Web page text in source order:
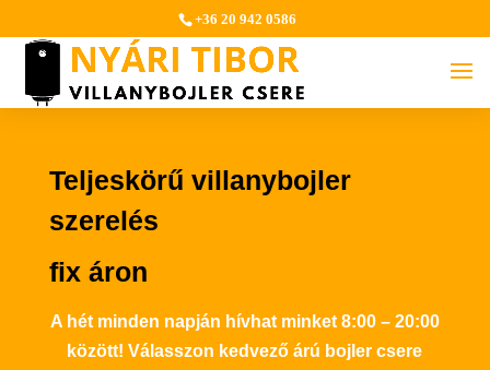
+36 20 942 0586
Teljeskörű villanybojler
szerelés
fix áron
A hét minden napján hívhat minket 8:00 – 20:00
között! Válasszon kedvező árú bojler csere